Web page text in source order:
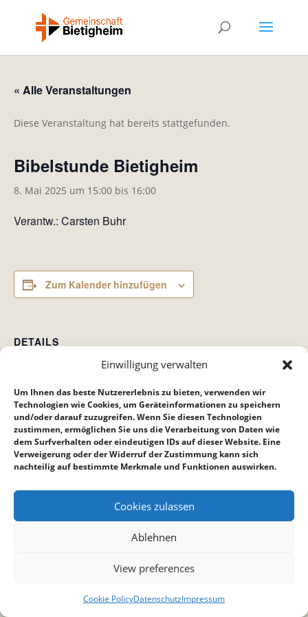
Einwilligung verwalten
Um Ihnen das beste Nutzererlebnis zu bieten, verwenden wir
Technologien wie Cookies, um Geräteinformationen zu speichern
und/oder darauf zuzugreifen. Wenn Sie diesen Technologien
zustimmen, ermöglichen Sie uns die Verarbeitung von Daten wie
dem Surfverhalten oder eindeutigen IDs auf dieser Website. Eine
Verweigerung oder der Widerruf der Zustimmung kann sich
nachteilig auf bestimmte Merkmale und Funktionen auswirken.
Cookies zulassen
Ablehnen
View preferences
Cookie PolicyDatenschutzImpressum
« Alle Veranstaltungen
Diese Veranstaltung hat bereits stattgefunden.
Bibelstunde Bietigheim
8. Mai 2025 um 15:00 bis 16:00
Verantw.: Carsten Buhr
Zum Kalender hinzufügen
DETAILS
Zeit:
15:00 bis 16:00
Hauskreis bei Reppich´s Crossroad (Crossis)